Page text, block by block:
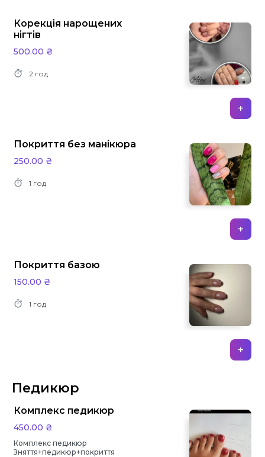
Корекція нарощених
нігтів
500.00 ₴
2 год
+
Покриття без манікюра
250.00 ₴
1 год
+
Покриття базою
150.00 ₴
1 год
+
Педикюр
Комплекс педикюр
450.00 ₴
Комплекс педикюр
Зняття+педикюр+покриття